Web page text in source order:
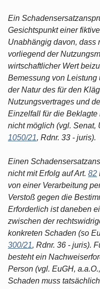
Ein
Gesichtspunkt einer
Unabhängig davon, dass
vorliegend der
wirtschaftlicher Wert
Bemessung von
der Natur des für den
Nutzungsvertrages und
Einzelfall für die
nicht möglich (vgl. Senat,
1050/21, Rdnr. 33 - juris).
Einen
nicht mit Erfolg auf Art. 82
von einer Verarbeitung
Verstoß gegen die
Erforderlich ist daneben
zwischen der
konkreten Schaden (so
300/21, Rdnr. 36 - juris).
besteht ein
Person (vgl. EuGH,
Schaden muss